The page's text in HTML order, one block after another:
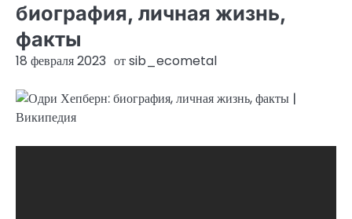
биография, личная жизнь,
факты
18 февраля 2023 отsib_ecometal